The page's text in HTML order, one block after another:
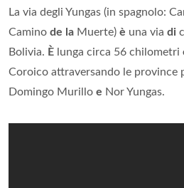
La via degli Yungas (in spagnolo:
Camino de la Muerte) è una via di
Bolivia. È lunga circa 56 chilometri
Coroico attraversando le province
Domingo Murillo e Nor Yungas.